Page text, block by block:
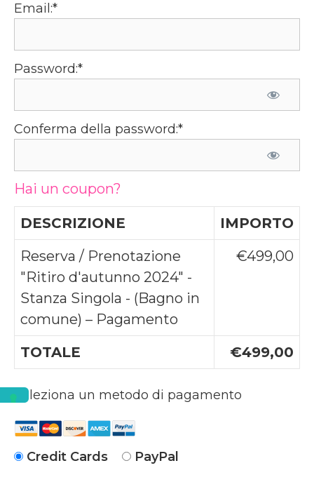
Email:*
Password:*
Conferma della password:*
Hai un coupon?
DESCRIZIONE
IMPORTO
Reserva / Prenotazione
"Ritiro d'autunno 2024" -
Stanza Singola - (Bagno in
comune) – Pagamento
€499,00
TOTALE €499,00
Seleziona un metodo di pagamento
Credit Cards PayPal